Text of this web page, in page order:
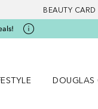
BEAUTY CARD
DOUGLAS